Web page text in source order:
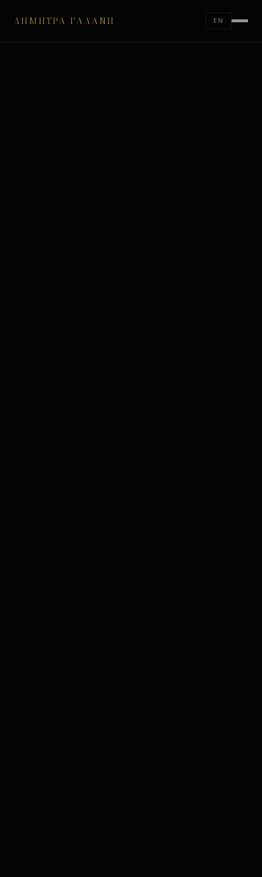
ΔΉΜΗΤΡΑ ΓΑΛΆΝΗ EN